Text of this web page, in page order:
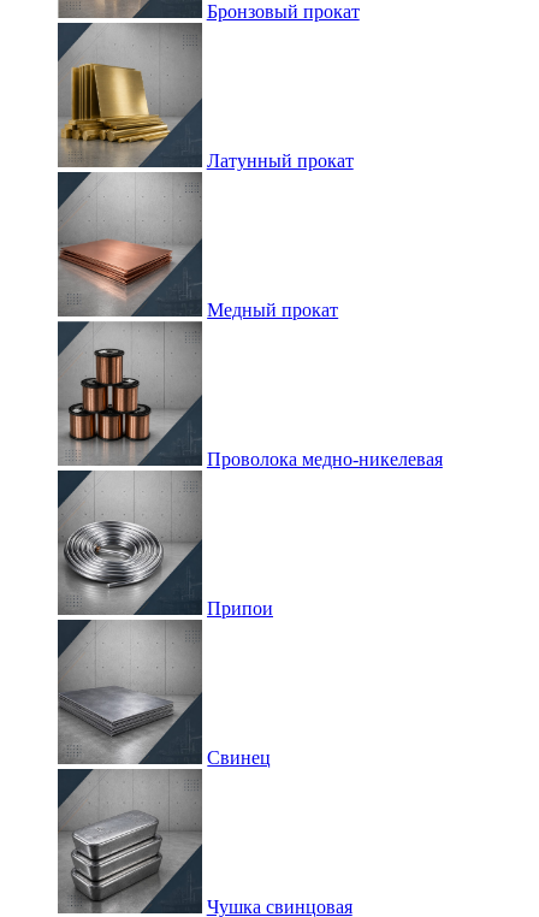
Бронзовый прокат
Латунный прокат
Медный прокат
Проволока медно-никелевая
Припои
Свинец
Чушка свинцовая